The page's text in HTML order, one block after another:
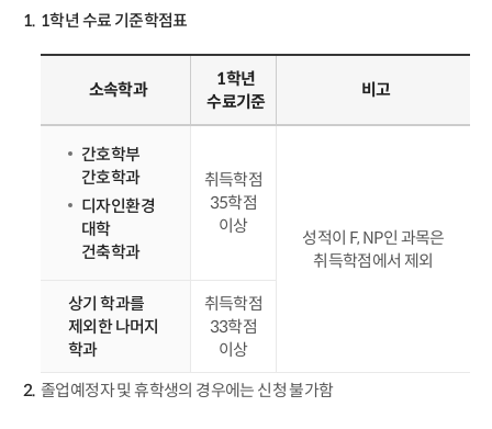
1학년 수료 기준학점표
소속학과
1학년
수료기준
비고
간호학부
간호학과
디자인환경
대학
건축학과
취득학점
35학점
이상
성적이 F, NP인 과목은
취득학점에서 제외
상기 학과를
제외한 나머지
학과
취득학점
33학점
이상
졸업예정자 및 휴학생의 경우에는 신청 불가함